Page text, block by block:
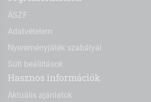
ÁSZF
Adatvételem
Nyereményjáték szabályai
Süti beállítások
Hasznos információk
Aktuális ajánlatok